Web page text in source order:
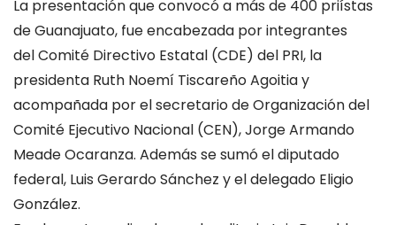
La presentación que convocó a más de 400 priístas
de Guanajuato, fue encabezada por integrantes
del Comité Directivo Estatal (CDE) del PRI, la
presidenta Ruth Noemí Tiscareño Agoitia y
acompañada por el secretario de Organización del
Comité Ejecutivo Nacional (CEN), Jorge Armando
Meade Ocaranza. Además se sumó el diputado
federal, Luis Gerardo Sánchez y el delegado Eligio
González.